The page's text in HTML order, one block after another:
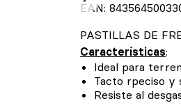
EAN:
PASTILLAS DE
Características:
Ideal para
Tacto rpeciso y
Resiste al